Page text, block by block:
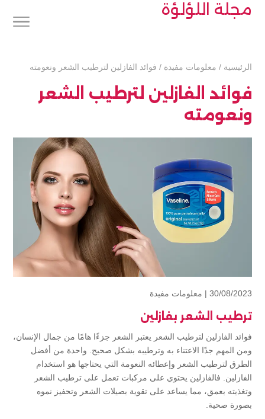
مجلة اللؤلؤة
الرئيسية / معلومات مفيدة / فوائد الفازلين لترطيب الشعر ونعومته
فوائد الفازلين لترطيب الشعر
ونعومته
30/08/2023 | معلومات مفيدة
ترطيب الشعر بفازلين
فوائد الفازلين لترطيب الشعر يعتبر الشعر جزءًا هامًا من جمال الإنسان،
ومن المهم جدًا الاعتناء به وترطيبه بشكل صحيح. واحدة من أفضل
الطرق لترطيب الشعر وإعطائه النعومة التي يحتاجها هو استخدام
الفازلين. فالفازلين يحتوي على مركبات تعمل على ترطيب الشعر
وتغذيته بعمق، مما يساعد على تقوية بصيلات الشعر وتحفيز نموه
بصورة صحية.